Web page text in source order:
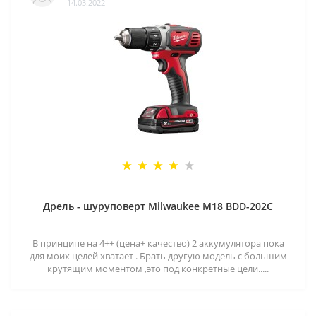
14.03.2022
Дрель - шуруповерт Milwaukee M18 BDD-202C
В принципе на 4++ (цена+ качество) 2 аккумулятора пока
для моих целей хватает . Брать другую модель с большим
крутящим моментом ,это под конкретные цели.....